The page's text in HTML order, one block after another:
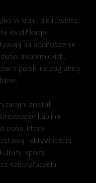
w kraju, ale również
kwalifikacje
na podnoszenie
akademickich,
z polski i z zagranicy
został
Lublina.
osób, które
i aktywnością
sportu
szkoły/uczelni